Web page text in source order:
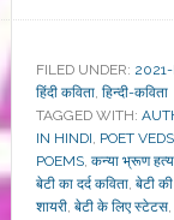
FILED UNDER:
हिंदी कविता, हिन्दी-कविता
TAGGED WITH:
IN HINDI, POET
POEMS, कन्या भ्रूण
बेटी का दर्द कविता, बेटी
शायरी, बेटी के लिए स्टेटस,